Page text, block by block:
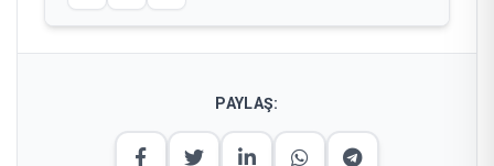
PAYLAŞ: